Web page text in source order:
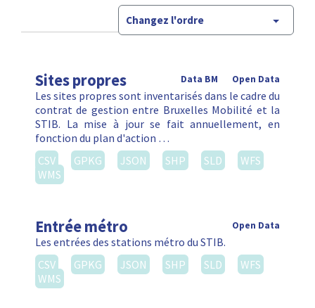
Changez l'ordre
Sites propres Open Data
Data BM
Les sites propres sont inventarisés dans le cadre du
contrat de gestion entre Bruxelles Mobilité et la
STIB. La mise à jour se fait annuellement, en
fonction du plan d'action …
CSV
GPKG JSON SHP SLD
WFS
WMS
Entrée métro Open Data
Les entrées des stations métro du STIB.
CSV
GPKG JSON SHP SLD
WFS
WMS